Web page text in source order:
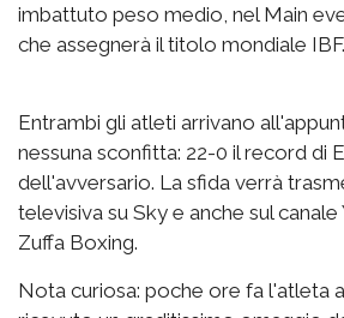
imbattuto peso medio, nel Main
che assegnerà il titolo mondiale IBF.
Entrambi gli atleti arrivano
nessuna sconfitta: 22-0 il record di
dell'avversario. La sfida verrà
televisiva su Sky e anche sul canale
Zuffa Boxing.
Nota curiosa: poche ore fa l'atleta